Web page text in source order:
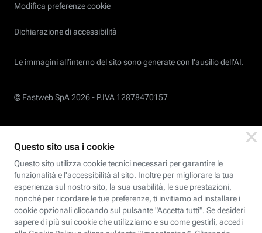
Modifica preferenze cookie
Dichiarazione di accessibilità
Le immagini all’interno del sito sono generate con l'ausilio dell'AI.
© Fastweb SpA 2026 - P.IVA 12878470157